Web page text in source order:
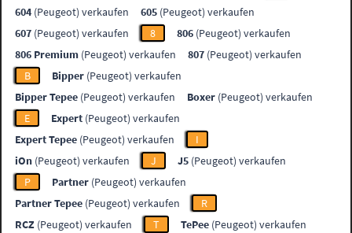
604 (Peugeot) verkaufen 605 (Peugeot) verkaufen
607 (Peugeot) verkaufen 8 806 (Peugeot) verkaufen
806 Premium (Peugeot) verkaufen 807 (Peugeot) verkaufen
B
Bipper (Peugeot) verkaufen
Bipper Tepee (Peugeot) verkaufen Boxer (Peugeot) verkaufen
E
Expert (Peugeot) verkaufen
Expert Tepee (Peugeot) verkaufen
I
iOn (Peugeot) verkaufen J J5 (Peugeot) verkaufen
P
Partner (Peugeot) verkaufen
Partner Tepee (Peugeot) verkaufen
R
RCZ (Peugeot) verkaufen T TePee (Peugeot) verkaufen